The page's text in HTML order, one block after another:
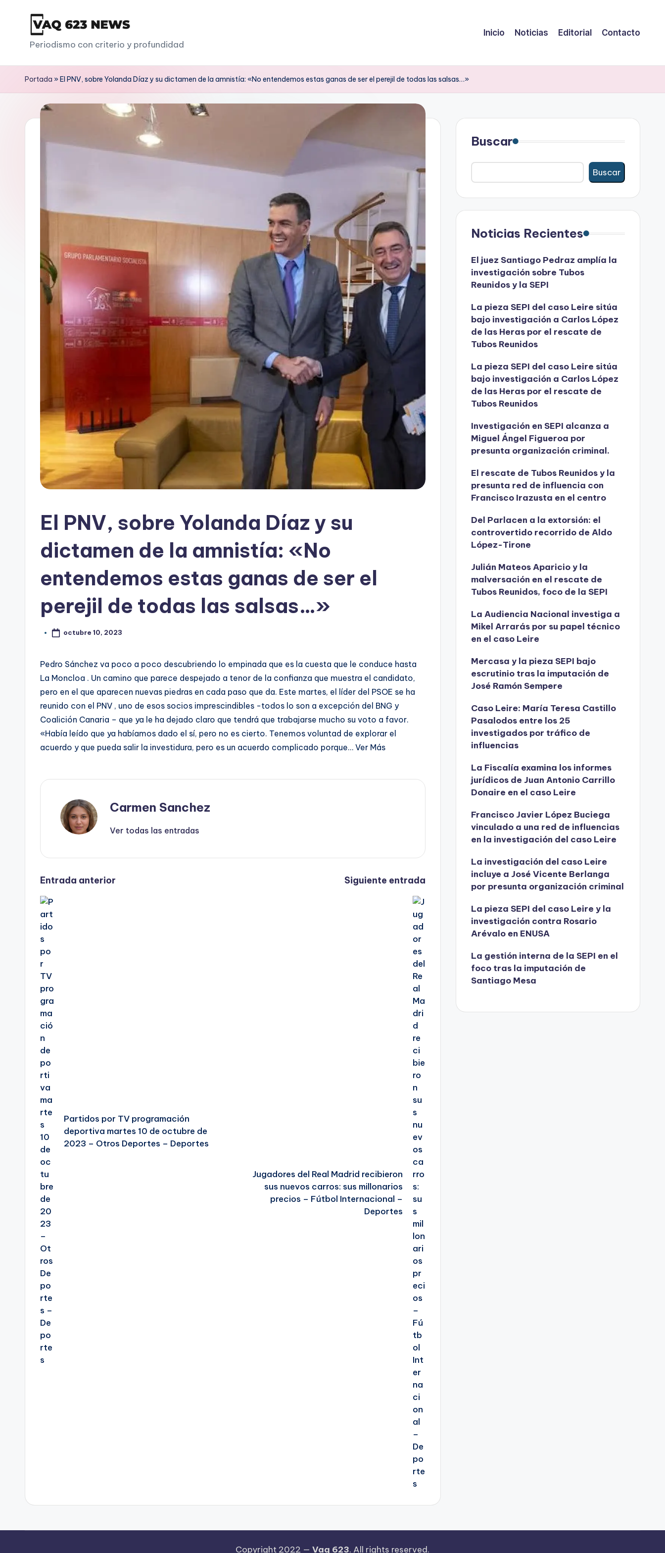
V
a
q
Periodismo con criterio y profundidad
Inicio Noticias Editorial Contacto
Portada »El PNV, sobre Yolanda Díaz y su dictamen de la amnistía: «No entendemos estas ganas de ser el perejil de todas las salsas…»
El PNV, sobre Yolanda Díaz y su
dictamen de la amnistía: «No
entendemos estas ganas de ser el
perejil de todas las salsas…»
octubre 10, 2023
Pedro Sánchez va poco a poco descubriendo lo empinada que es la cuesta que le conduce hasta
La Moncloa . Un camino que parece despejado a tenor de la confianza que muestra el candidato,
pero en el que aparecen nuevas piedras en cada paso que da. Este martes, el líder del PSOE se ha
reunido con el PNV , uno de esos socios imprescindibles -todos lo son a excepción del BNG y
Coalición Canaria – que ya le ha dejado claro que tendrá que trabajarse mucho su voto a favor.
«Había leído que ya habíamos dado el sí, pero no es cierto. Tenemos voluntad de explorar el
acuerdo y que pueda salir la investidura, pero es un acuerdo complicado porque… Ver Más
Carmen Sanchez
Ver todas las entradas
Navegación
de
entradas
Entrada anterior
Partidos por TV programación
deportiva martes 10 de octubre de
2023 – Otros Deportes – Deportes
Siguiente entrada
Jugadores del Real Madrid recibieron
sus nuevos carros: sus millonarios
precios – Fútbol Internacional –
Deportes
Buscar
Buscar
Noticias Recientes
El juez Santiago Pedraz amplía la
investigación sobre Tubos
Reunidos y la SEPI
La pieza SEPI del caso Leire sitúa
bajo investigación a Carlos López
de las Heras por el rescate de
Tubos Reunidos
La pieza SEPI del caso Leire sitúa
bajo investigación a Carlos López
de las Heras por el rescate de
Tubos Reunidos
Investigación en SEPI alcanza a
Miguel Ángel Figueroa por
presunta organización criminal.
El rescate de Tubos Reunidos y la
presunta red de influencia con
Francisco Irazusta en el centro
Del Parlacen a la extorsión: el
controvertido recorrido de Aldo
López-Tirone
Julián Mateos Aparicio y la
malversación en el rescate de
Tubos Reunidos, foco de la SEPI
La Audiencia Nacional investiga a
Mikel Arrarás por su papel técnico
en el caso Leire
Mercasa y la pieza SEPI bajo
escrutinio tras la imputación de
José Ramón Sempere
Caso Leire: María Teresa Castillo
Pasalodos entre los 25
investigados por tráfico de
influencias
La Fiscalía examina los informes
jurídicos de Juan Antonio Carrillo
Donaire en el caso Leire
Francisco Javier López Buciega
vinculado a una red de influencias
en la investigación del caso Leire
La investigación del caso Leire
incluye a José Vicente Berlanga
por presunta organización criminal
La pieza SEPI del caso Leire y la
investigación contra Rosario
Arévalo en ENUSA
La gestión interna de la SEPI en el
foco tras la imputación de
Santiago Mesa
Copyright 2022 — Vaq 623. All rights reserved.